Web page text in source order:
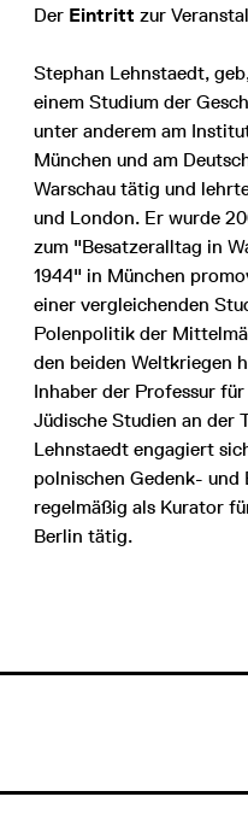
Der Eintritt zur
Stephan Lehnstaedt,
einem Studium der
unter anderem am
München und am
Warschau tätig und
und London. Er wurde
zum "Besatzeralltag in
1944" in München
einer vergleichenden
Polenpolitik der
den beiden Weltkriegen
Inhaber der Professur
Jüdische Studien an der
Lehnstaedt engagiert
polnischen Gedenk-
regelmäßig als Kurator
Berlin tätig.